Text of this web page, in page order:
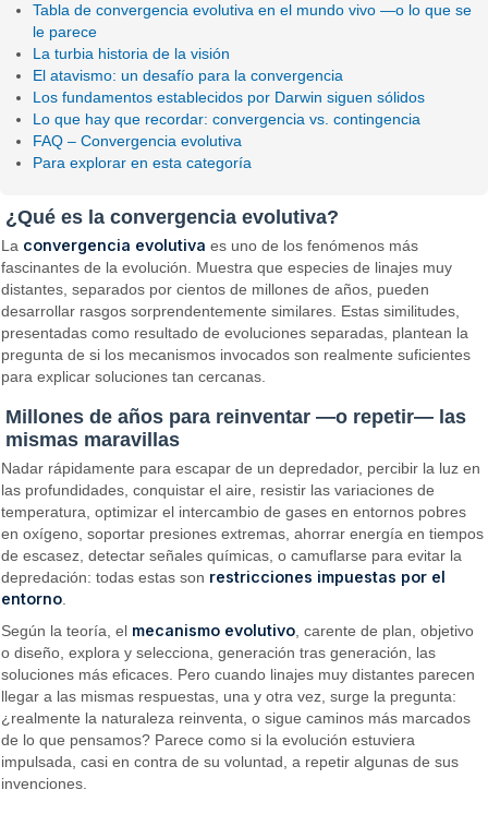
Tabla de convergencia evolutiva en el mundo vivo —o lo que se
le parece
La turbia historia de la visión
El atavismo: un desafío para la convergencia
Los fundamentos establecidos por Darwin siguen sólidos
Lo que hay que recordar: convergencia vs. contingencia
FAQ – Convergencia evolutiva
Para explorar en esta categoría
¿Qué es la convergencia evolutiva?
La convergencia evolutiva es uno de los fenómenos más
fascinantes de la evolución. Muestra que especies de linajes muy
distantes, separados por cientos de millones de años, pueden
desarrollar rasgos sorprendentemente similares. Estas similitudes,
presentadas como resultado de evoluciones separadas, plantean la
pregunta de si los mecanismos invocados son realmente suficientes
para explicar soluciones tan cercanas.
Millones de años para reinventar —o repetir— las
mismas maravillas
Nadar rápidamente para escapar de un depredador, percibir la luz en
las profundidades, conquistar el aire, resistir las variaciones de
temperatura, optimizar el intercambio de gases en entornos pobres
en oxígeno, soportar presiones extremas, ahorrar energía en tiempos
de escasez, detectar señales químicas, o camuflarse para evitar la
depredación: todas estas son restricciones impuestas por el
entorno.
Según la teoría, el mecanismo evolutivo , carente de plan, objetivo
o diseño, explora y selecciona, generación tras generación, las
soluciones más eficaces. Pero cuando linajes muy distantes parecen
llegar a las mismas respuestas, una y otra vez, surge la pregunta:
¿realmente la naturaleza reinventa, o sigue caminos más marcados
de lo que pensamos? Parece como si la evolución estuviera
impulsada, casi en contra de su voluntad, a repetir algunas de sus
invenciones.